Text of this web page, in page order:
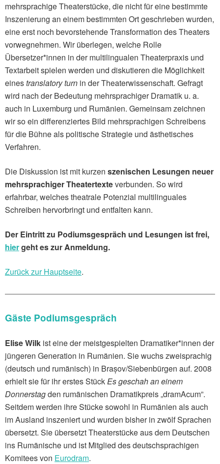
mehrsprachige Theaterstücke, die nicht für eine bestimmte
Inszenierung an einem bestimmten Ort geschrieben wurden,
eine erst noch bevorstehende Transformation des Theaters
vorwegnehmen. Wir überlegen, welche Rolle
Übersetzer*innen in der multilingualen Theaterpraxis und
Textarbeit spielen werden und diskutieren die Möglichkeit
einestranslatory turn in der Theaterwissenschaft. Gefragt
wird nach der Bedeutung mehrsprachiger Dramatik u. a.
auch in Luxemburg und Rumänien. Gemeinsam zeichnen
wir so ein differenziertes Bild mehrsprachigen Schreibens
für die Bühne als politische Strategie und ästhetisches
Verfahren.
Die Diskussion ist mit kurzen szenischen Lesungen neuer
mehrsprachiger Theatertexteverbunden. So wird
erfahrbar, welches theatrale Potenzial multilinguales
Schreiben hervorbringt und entfalten kann.
Der Eintritt zu Podiumsgespräch und Lesungen ist frei,
hiergeht es zur Anmeldung.
Zurück zur Hauptseite.
Gäste Podiumsgespräch
Elise Wilk ist eine der meistgespielten Dramatiker*innen der
jüngeren Generation in Rumänien. Sie wuchs zweisprachig
(deutsch und rumänisch) in Brașov/Siebenbürgen auf. 2008
erhielt sie für ihr erstes StückEs geschah an einem
Donnerstagden rumänischen Dramatikpreis „dramAcum”.
Seitdem werden ihre Stücke sowohl in Rumänien als auch
im Ausland inszeniert und wurden bisher in zwölf Sprachen
übersetzt. Sie übersetzt Theaterstücke aus dem Deutschen
ins Rumänische und ist Mitglied des deutschsprachigen
Komitees von Eurodram.